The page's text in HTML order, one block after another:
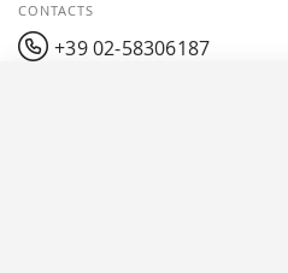
CONTACTS
+39 02-58306187